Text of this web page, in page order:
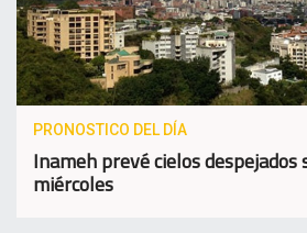
PRONOSTICO DEL DÍA
Inameh prevé cielos
miércoles